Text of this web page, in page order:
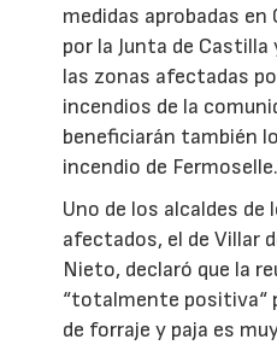
medidas aprobadas en
por la Junta de Castilla
las zonas afectadas
incendios de la
beneficiarán también
incendio de Fermoselle.
Uno de los alcaldes de
afectados, el de Villar
Nieto, declaró que la
“totalmente positiva“
de forraje y paja es